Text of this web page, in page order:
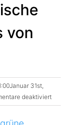
von
Januar 31st,
deaktiviertfür
V-